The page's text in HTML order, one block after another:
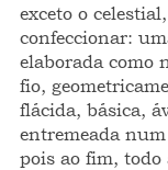
exceto o
confeccionar:
elaborada como
fio,
flácida, básica,
entremeada
pois ao fim, todo